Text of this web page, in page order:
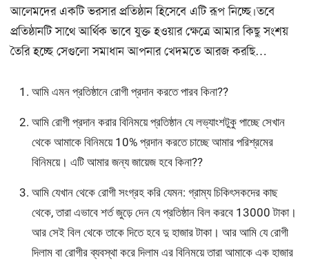
আলেমদের একটি ভরসার প্রতিষ্ঠান হিসেবে এটি রূপ নিচ্ছে।তবে
প্রতিষ্ঠানটি সাথে আর্থিক ভাবে যুক্ত হওয়ার ক্ষেত্রে আমার কিছু সংশয়
তৈরি হচ্ছে সেগুলো সমাধান আপনার খেদমতে আরজ করছি…
আমি এমন প্রতিষ্ঠানে রোগী প্রদান করতে পারব কিনা??
আমি রোগী প্রদান করার বিনিময়ে প্রতিষ্ঠান যে লভ্যাংশটুকু পাচ্ছে সেখান
থেকে আমাকে বিনিময়ে 10% প্রদান করতে চাচ্ছে আমার পরিশ্রমের
বিনিময়ে। এটি আমার জন্য জায়েজ হবে কিনা??
আমি যেখান থেকে রোগী সংগ্রহ করি যেমন: গ্রাম্য চিকিৎসকদের কাছ
থেকে, তারা এভাবে শর্ত জুড়ে দেন যে প্রতিষ্ঠান বিল করবে 13000 টাকা।
আর সেই বিল থেকে তাকে দিতে হবে দু হাজার টাকা। আর আমি যে রোগী
দিলাম বা রোগীর ব্যবস্থা করে দিলাম এর বিনিময়ে তারা আমাকে এক হাজার